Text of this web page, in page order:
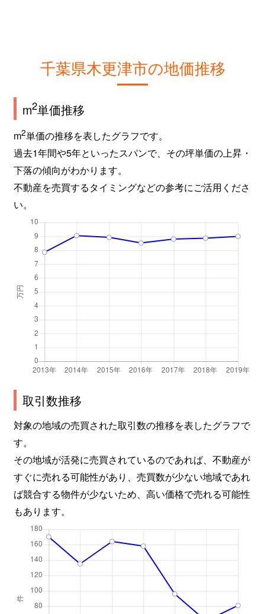
千葉県木更津市の地価推移
m2単価推移
m2単価の推移を表したグラフです。
過去1年間や5年といったスパンで、その坪単価の上昇・
下落の傾向がわかります。
不動産を売買するタイミングなどの参考にご活用くださ
い。
取引数推移
対象の地域の売買された取引数の推移を表したグラフで
す。
その地域が活発に売買されているのであれば、不動産が
すぐに売れる可能性があり、売買数が少ない地域であれ
ば競合する物件が少ないため、高い価格で売れる可能性
もあります。